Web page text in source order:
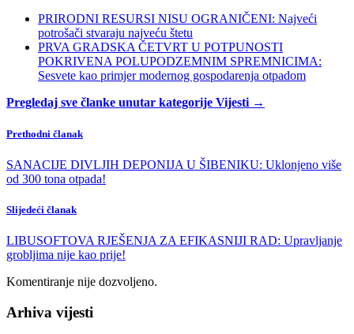
PRIRODNI RESURSI NISU OGRANIČENI: Najveći
potrošači stvaraju najveću štetu
PRVA GRADSKA ČETVRT U POTPUNOSTI
POKRIVENA POLUPODZEMNIM SPREMNICIMA:
Sesvete kao primjer modernog gospodarenja otpadom
Pregledaj sve članke unutar kategorije Vijesti →
Prethodni članak
SANACIJE DIVLJIH DEPONIJA U ŠIBENIKU: Uklonjeno više
od 300 tona otpada!
Slijedeći članak
LIBUSOFTOVA RJEŠENJA ZA EFIKASNIJI RAD: Upravljanje
grobljima nije kao prije!
Komentiranje nije dozvoljeno.
Arhiva vijesti